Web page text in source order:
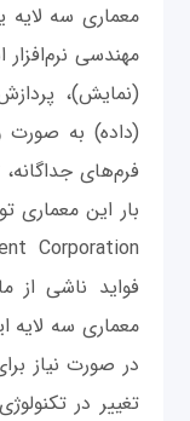
معماری سه لایه
مهندسی
(نمایش)،
(داده) به
فرم‌های
فواید ناشی از
معماری سه لایه
در صورت نیاز
تغییر در